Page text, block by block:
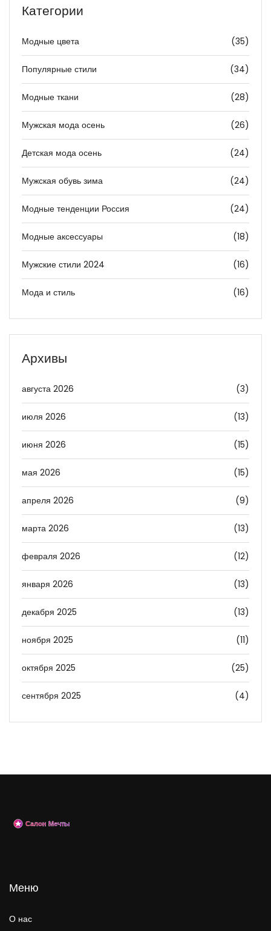
Категории
Модные цвета (35)
Популярные стили (34)
Модные ткани (28)
Мужская мода осень (26)
Детская мода осень (24)
Мужская обувь зима (24)
Модные тенденции Россия (24)
Модные аксессуары (18)
Мужские стили 2024 (16)
Мода и стиль (16)
Архивы
августа 2026 (3)
июля 2026 (13)
июня 2026 (15)
мая 2026 (15)
апреля 2026 (9)
марта 2026 (13)
февраля 2026 (12)
января 2026 (13)
декабря 2025 (13)
ноября 2025 (11)
октября 2025 (25)
сентября 2025 (4)
Меню
О нас